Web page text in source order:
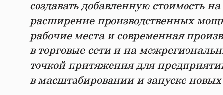
создавать добавленную стоимость
расширение производственных
рабочие места и современная
в торговые сети и на
точкой притяжения для
в масштабировании и запуске новых